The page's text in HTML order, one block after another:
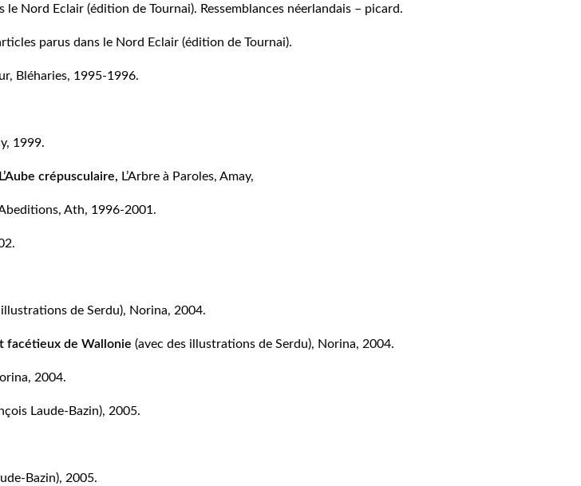
Nord Eclair (édition de Tournai). Ressemblances néerlandais – picard.
parus dans le Nord Eclair (édition de Tournai).
Bléharies, 1995-1996.
1999.
L’Aube crépusculaire, L’Arbre à Paroles, Amay,
Ath, 1996-2001.
illustrations de Serdu), Norina, 2004.
facétieux de Wallonie (avec des illustrations de Serdu), Norina, 2004.
2004.
Laude-Bazin), 2005.
Bazin), 2005.